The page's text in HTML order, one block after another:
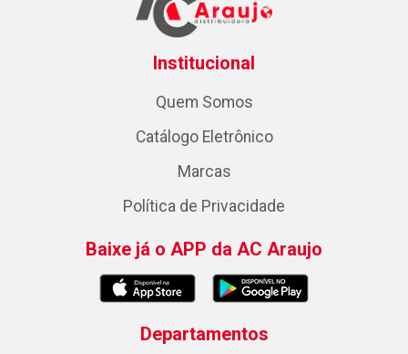
Institucional
Quem Somos
Catálogo Eletrônico
Marcas
Política de Privacidade
Baixe já o APP da AC Araujo
Departamentos